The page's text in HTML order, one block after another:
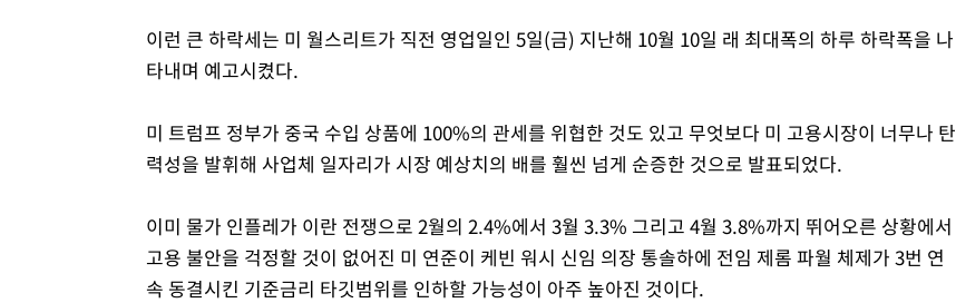
이런 큰 하락세는 미 월스리트가 직전 영업일인 5일(금) 지난해 10월 10일 래 최대폭의 하루 하락폭을 나
타내며 예고시켰다.
미 트럼프 정부가 중국 수입 상품에 100%의 관세를 위협한 것도 있고 무엇보다 미 고용시장이 너무나 탄
력성을 발휘해 사업체 일자리가 시장 예상치의 배를 훨씬 넘게 순증한 것으로 발표되었다.
이미 물가 인플레가 이란 전쟁으로 2월의 2.4%에서 3월 3.3% 그리고 4월 3.8%까지 뛰어오른 상황에서
고용 불안을 걱정할 것이 없어진 미 연준이 케빈 워시 신임 의장 통솔하에 전임 제롬 파월 체제가 3번 연
속 동결시킨 기준금리 타깃범위를 인하할 가능성이 아주 높아진 것이다.